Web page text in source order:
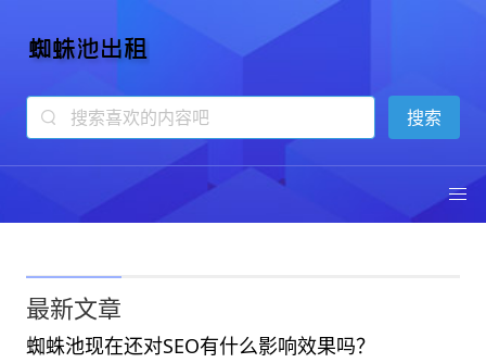
蜘蛛池出租
13年专注蜘蛛池技术
最新文章
蜘蛛池现在还对SEO有什么影响效果吗？